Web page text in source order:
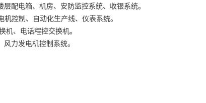
层配电箱、机房、安防监控系统、 收银系统。
机控制、自动化生产线、仪表系统。
机、电话程控交换机。
力发电机控制系统。